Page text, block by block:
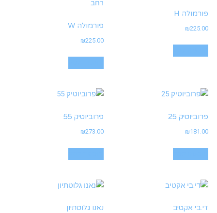
פורמולה H
₪225.00 פורמולה W
₪225.00
פרוביוטיק 25
₪181.00
פרוביוטיק 55
₪273.00
די.בי אקטיב נאנו גלוטתיון